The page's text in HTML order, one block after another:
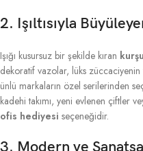
2. Işıltısıyla
Işığı kusursuz bir şekilde kıran
dekoratif vazolar, lüks
ünlü markaların özel serilerinden
kadehi takımı, yeni evlenen çiftler
ofis hediyesi seçeneğidir.
3. Modern ve